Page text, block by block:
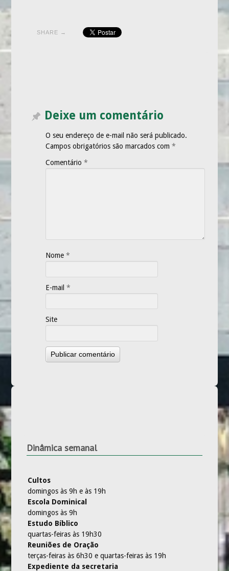
SHARE →
Deixe um comentário
O seu endereço de e-mail não será publicado.
Campos obrigatórios são marcados com *
Comentário *
Nome *
E-mail *
Site
Dinâmica semanal
Cultos
domingos às 9h e às 19h
Escola Dominical
domingos às 9h
Estudo Bíblico
quartas-feiras às 19h30
Reuniões de Oração
terças-feiras às 6h30 e quartas-feiras às 19h
Expediente da secretaria